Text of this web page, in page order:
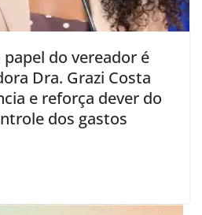
do vereador é
Dra. Grazi Costa
e reforça dever do
dos gastos